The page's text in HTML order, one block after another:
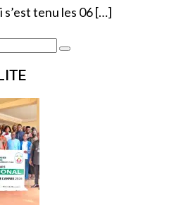
s’est tenu les 06 […]
Search